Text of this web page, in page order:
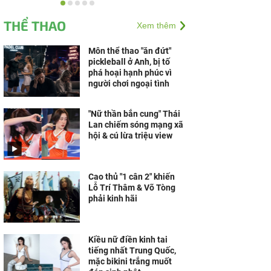
Mùa tựu trường 2026: Xe
chọn của nhiều gia đình
THỂ THAO Xem thêm
Môn thể thao "ăn đứt"
pickleball ở Anh, bị tố
phá hoại hạnh phúc vì
người chơi ngoại tình
"Nữ thần bắn cung" Thái
Lan chiếm sóng mạng xã
hội & cú lừa triệu view
Cao thủ "1 cân 2" khiến
Lỗ Trí Thâm & Võ Tòng
phải kinh hãi
Kiều nữ điền kinh tai
tiếng nhất Trung Quốc,
mặc bikini trắng muốt